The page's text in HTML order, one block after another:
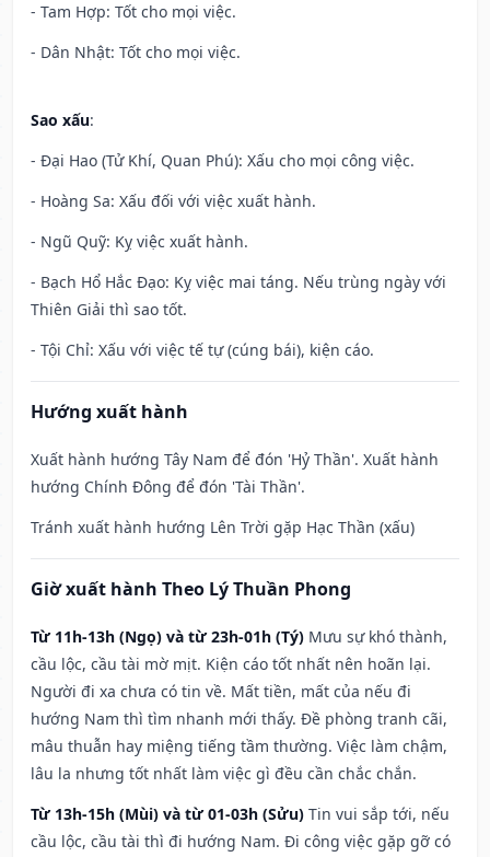
- Tam Hợp: Tốt cho mọi việc.
- Dân Nhật: Tốt cho mọi việc.
Sao xấu:
- Đại Hao (Tử Khí, Quan Phú): Xấu cho mọi công việc.
- Hoàng Sa: Xấu đối với việc xuất hành.
- Ngũ Quỹ: Kỵ việc xuất hành.
- Bạch Hổ Hắc Đạo: Kỵ việc mai táng. Nếu trùng ngày với
Thiên Giải thì sao tốt.
- Tội Chỉ: Xấu với việc tế tự (cúng bái), kiện cáo.
Hướng xuất hành
Xuất hành hướng Tây Nam để đón 'Hỷ Thần'. Xuất hành
hướng Chính Đông để đón 'Tài Thần'.
Tránh xuất hành hướng Lên Trời gặp Hạc Thần (xấu)
Giờ xuất hành Theo Lý Thuần Phong
Từ 11h-13h (Ngọ) và từ 23h-01h (Tý) Mưu sự khó thành,
cầu lộc, cầu tài mờ mịt. Kiện cáo tốt nhất nên hoãn lại.
Người đi xa chưa có tin về. Mất tiền, mất của nếu đi
hướng Nam thì tìm nhanh mới thấy. Đề phòng tranh cãi,
mâu thuẫn hay miệng tiếng tầm thường. Việc làm chậm,
lâu la nhưng tốt nhất làm việc gì đều cần chắc chắn.
Từ 13h-15h (Mùi) và từ 01-03h (Sửu) Tin vui sắp tới, nếu
cầu lộc, cầu tài thì đi hướng Nam. Đi công việc gặp gỡ có